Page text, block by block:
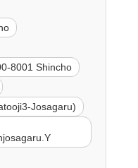
8001 Shincho
Josagaru)